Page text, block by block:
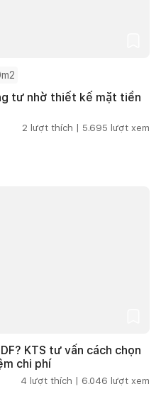
tư nhờ thiết kế mặt tiền
2 lượt thích | 5.695 lượt xem
KTS tư vấn cách chọn
chi phí
4 lượt thích | 6.046 lượt xem